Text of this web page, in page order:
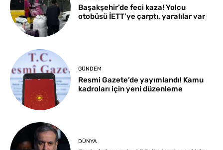
Başakşehir’de feci kaza! Yolcu
otobüsü İETT’ye çarptı, yaralılar var
GÜNDEM
Resmi Gazete’de yayımlandı! Kamu
kadroları için yeni düzenleme
DÜNYA